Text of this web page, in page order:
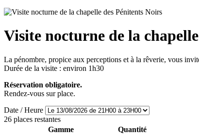
Visite nocturne de la
La pénombre, propice aux perceptions et à la rêverie, vous
Durée de la visite : environ 1h30
Réservation obligatoire.
Rendez-vous sur place.
Date / Heure
26 places restantes
Gamme
Quantité